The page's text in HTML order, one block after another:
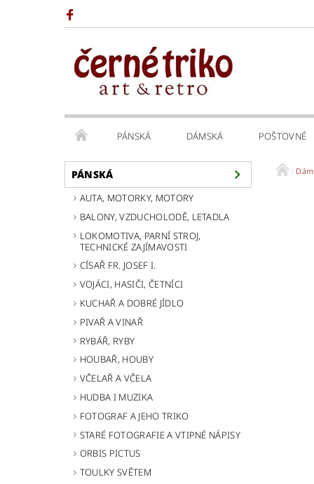
PÁNSKÁ DÁMSKÁ POŠTOVNÉ
PÁNSKÁ
AUTA, MOTORKY, MOTORY
BALONY, VZDUCHOLODĚ, LETADLA
LOKOMOTIVA, PARNÍ STROJ,
TECHNICKÉ ZAJÍMAVOSTI
CÍSAŘ FR. JOSEF I.
VOJÁCI, HASIČI, ČETNÍCI
KUCHAŘ A DOBRÉ JÍDLO
PIVAŘ A VINAŘ
RYBÁŘ, RYBY
HOUBAŘ, HOUBY
VČELAŘ A VČELA
HUDBA I MUZIKA
FOTOGRAF A JEHO TRIKO
STARÉ FOTOGRAFIE A VTIPNÉ NÁPISY
ORBIS PICTUS
TOULKY SVĚTEM